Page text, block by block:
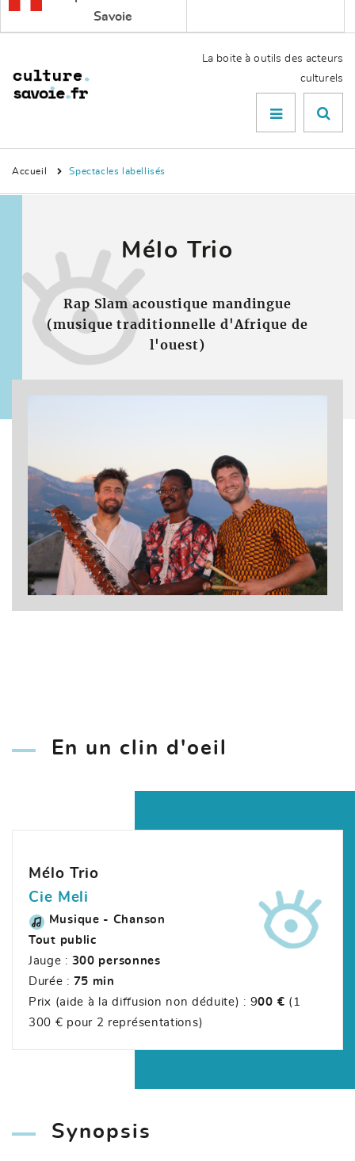
Savoie
La boite à outils des acteurs
culturels
Menu

Accueil Spectacles labellisés
Mélo Trio
Rap Slam acoustique mandingue
(musique traditionnelle d'Afrique de
l'ouest)
En un clin d'oeil
Mélo Trio
Cie Meli
Musique - Chanson
Tout public
Jauge : 300 personnes
Durée : 75 min
Prix (aide à la diffusion non déduite) : 900 € (1
300 € pour 2 représentations)
Synopsis